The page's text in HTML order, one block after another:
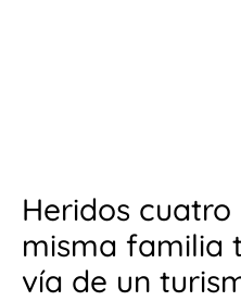
Heridos
misma familia
vía de un